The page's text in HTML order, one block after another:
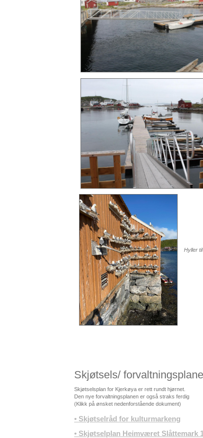
Hyller
Skjøtsels/
Skjøtselsplan for Kjerkøya er rett rundt hjørnet
Den nye forvaltningsplanen er også straks ferdig
(Klikk på ønsket nedenforstående dokument)
• Skjøtselråd for kulturmarkeng
• Skjøtselplan Heimværet Slåttemark